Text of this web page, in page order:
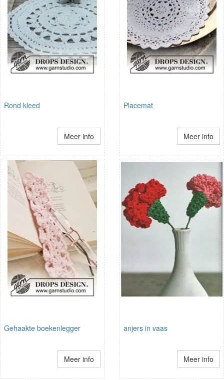
Rond kleed
Meer info
Placemat
Meer info
Gehaakte boekenlegger
Meer info
anjers in vaas
Meer info